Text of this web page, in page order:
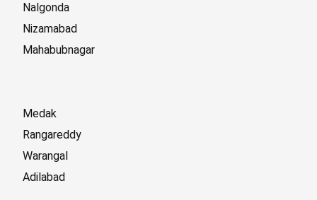
Nalgonda
Nizamabad
Mahabubnagar
Medak
Rangareddy
Warangal
Adilabad